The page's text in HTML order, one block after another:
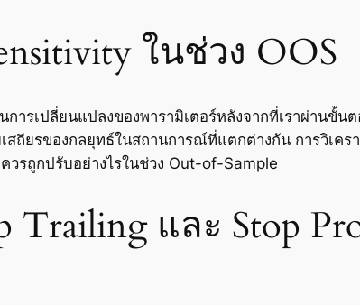
ในช่วง OOS
ารเปลี่ยนแปลงของพารามิเตอร์หลังจากที่เราผ่านขั้น
ถียรของกลยุทธ์ในสถานการณ์ที่แตกต่างกัน การวิเคร
รถูกปรับอย่างไรในช่วง Out-of-Sample
Trailing และ Stop